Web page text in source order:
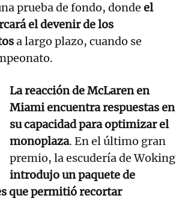
prueba de fondo, donde el
el devenir de los
a largo plazo, cuando se
La reacción de McLaren en
Miami encuentra respuestas en
su capacidad para optimizar el
monoplaza. En el último gran
premio, la escudería de Woking
introdujo un paquete de
que permitió recortar